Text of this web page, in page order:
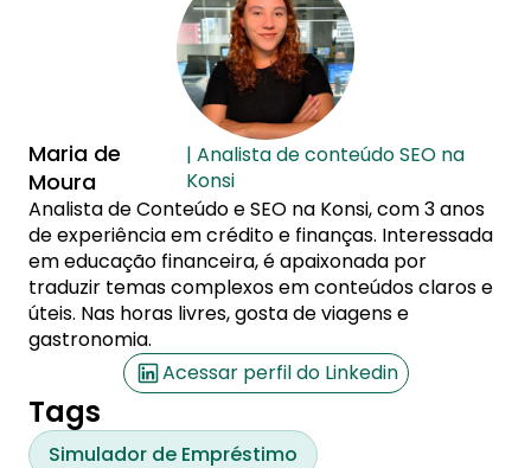
Maria de
Moura
| Analista de conteúdo SEO na
Konsi
Analista de Conteúdo e SEO na Konsi, com 3 anos
de experiência em crédito e finanças. Interessada
em educação financeira, é apaixonada por
traduzir temas complexos em conteúdos claros e
úteis. Nas horas livres, gosta de viagens e
gastronomia.
Acessar perfil do Linkedin
Tags
Simulador de Empréstimo